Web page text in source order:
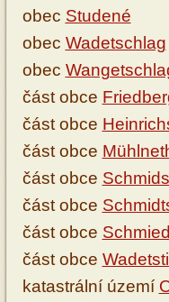
obec Studené
obec Wadetschlag
obec
část obce
část obce
část obce
část obce
část obce
část obce
část obce
katastrální území